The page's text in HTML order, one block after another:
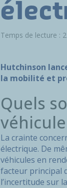
Temps de lecture :
Hutchinson
la mobilité et
Quels
La crainte
électrique. De
véhicules en
facteur principal
l’incertitude sur